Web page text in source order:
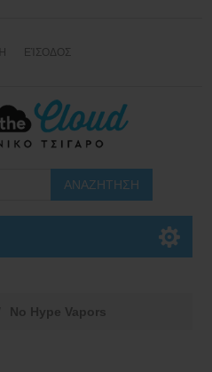
ΕΊΣΟΔΟΣ
No Hype Vapors